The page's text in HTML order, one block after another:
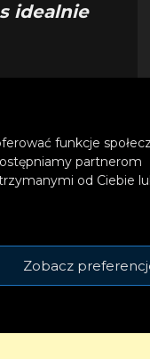
funkcje
partnerom
od Ciebie
Zobacz
idealnie